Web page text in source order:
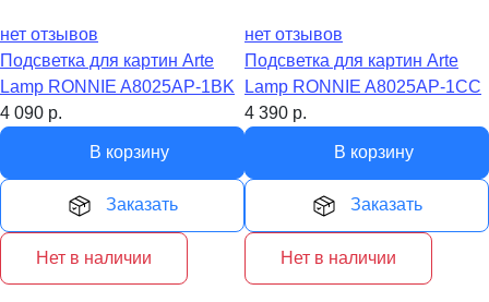
нет отзывов
Подсветка для картин Arte
Lamp RONNIE A8025AP-1BK
4 090 р.
В корзину
Заказать
Нет в наличии
нет отзывов
Подсветка для картин Arte
Lamp RONNIE A8025AP-1CC
4 390 р.
В корзину
Заказать
Нет в наличии